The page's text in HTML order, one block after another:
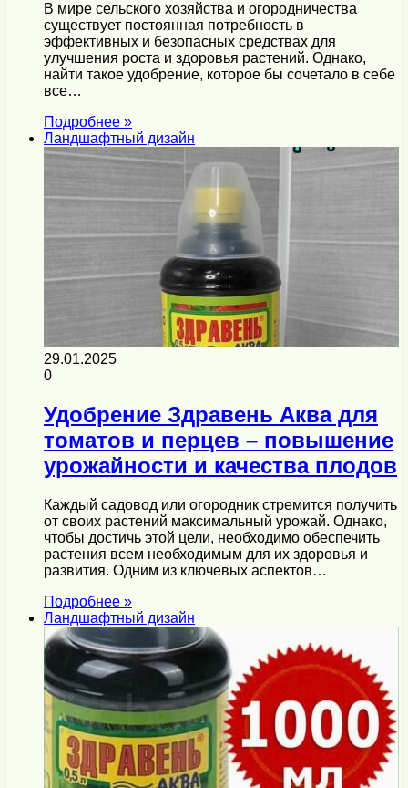
В мире сельского хозяйства и огородничества
существует постоянная потребность в
эффективных и безопасных средствах для
улучшения роста и здоровья растений. Однако,
найти такое удобрение, которое бы сочетало в себе
все…
Подробнее »
Ландшафтный дизайн
29.01.2025
0
Удобрение Здравень Аква для
томатов и перцев – повышение
урожайности и качества плодов
Каждый садовод или огородник стремится получить
от своих растений максимальный урожай. Однако,
чтобы достичь этой цели, необходимо обеспечить
растения всем необходимым для их здоровья и
развития. Одним из ключевых аспектов…
Подробнее »
Ландшафтный дизайн